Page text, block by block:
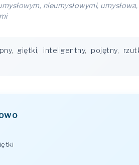
nieumysłowymi,
, giętki, inteligentny, pojętny,